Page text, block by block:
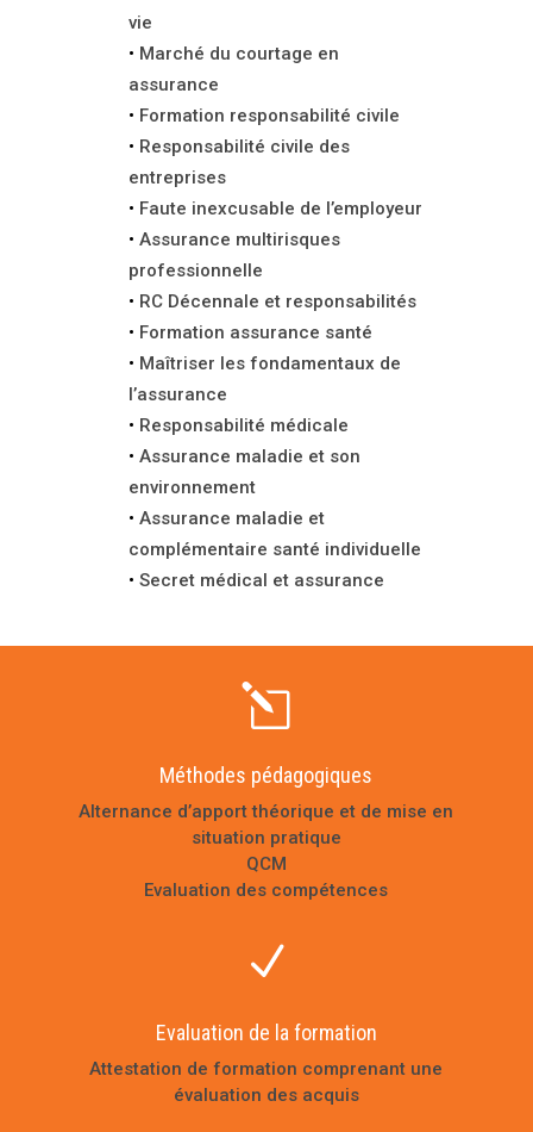
vie
Marché du courtage en
assurance
Formation responsabilité civile
Responsabilité civile des
entreprises
Faute inexcusable de l’employeur
Assurance multirisques
professionnelle
RC Décennale et responsabilités
Formation assurance santé
Maîtriser les fondamentaux de
l’assurance
Responsabilité médicale
Assurance maladie et son
environnement
Assurance maladie et
complémentaire santé individuelle
Secret médical et assurance
l
Méthodes pédagogiques
Alternance d’apport théorique et de mise en
situation pratique
QCM
Evaluation des compétences
N
Evaluation de la formation
Attestation de formation comprenant une
évaluation des acquis